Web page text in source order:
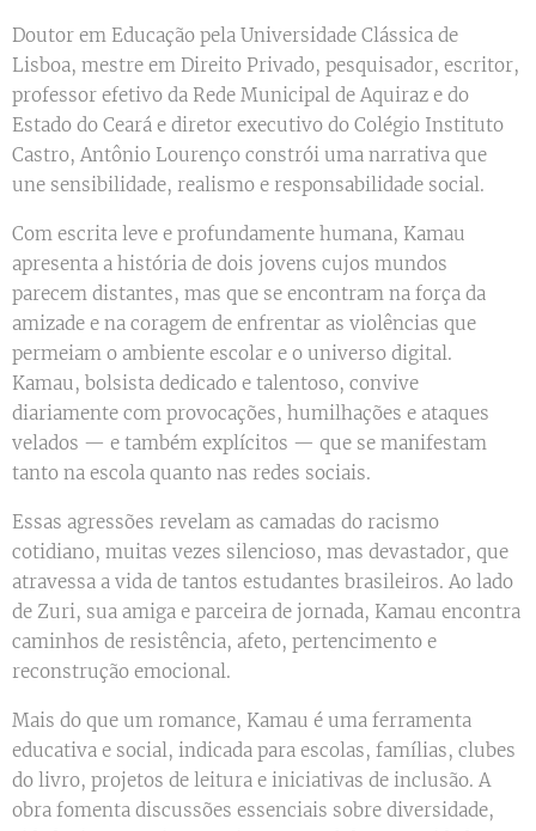
Doutor em Educação pela Universidade Clássica de
Lisboa, mestre em Direito Privado, pesquisador, escritor,
professor efetivo da Rede Municipal de Aquiraz e do
Estado do Ceará e diretor executivo do Colégio Instituto
Castro, Antônio Lourenço constrói uma narrativa que
une sensibilidade, realismo e responsabilidade social.
Com escrita leve e profundamente humana, Kamau
apresenta a história de dois jovens cujos mundos
parecem distantes, mas que se encontram na força da
amizade e na coragem de enfrentar as violências que
permeiam o ambiente escolar e o universo digital.
Kamau, bolsista dedicado e talentoso, convive
diariamente com provocações, humilhações e ataques
velados — e também explícitos — que se manifestam
tanto na escola quanto nas redes sociais.
Essas agressões revelam as camadas do racismo
cotidiano, muitas vezes silencioso, mas devastador, que
atravessa a vida de tantos estudantes brasileiros. Ao lado
de Zuri, sua amiga e parceira de jornada, Kamau encontra
caminhos de resistência, afeto, pertencimento e
reconstrução emocional.
Mais do que um romance, Kamau é uma ferramenta
educativa e social, indicada para escolas, famílias, clubes
do livro, projetos de leitura e iniciativas de inclusão. A
obra fomenta discussões essenciais sobre diversidade,